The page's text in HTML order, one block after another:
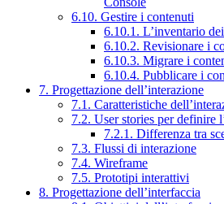
6.10. Gestire i contenuti
6.10.1. L’inventario
6.10.2. Revisionare i
6.10.3. Migrare i
6.10.4. Pubblicare i
7. Progettazione dell’interazione
7.1. Caratteristiche
7.2. User stories per definire
7.2.1. Differenza tra
7.3. Flussi di interazione
7.4. Wireframe
7.5. Prototipi interattivi
8. Progettazione dell’interfaccia